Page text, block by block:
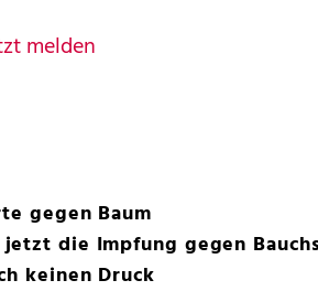
melden
gegen Baum
die Impfung gegen
keinen Druck